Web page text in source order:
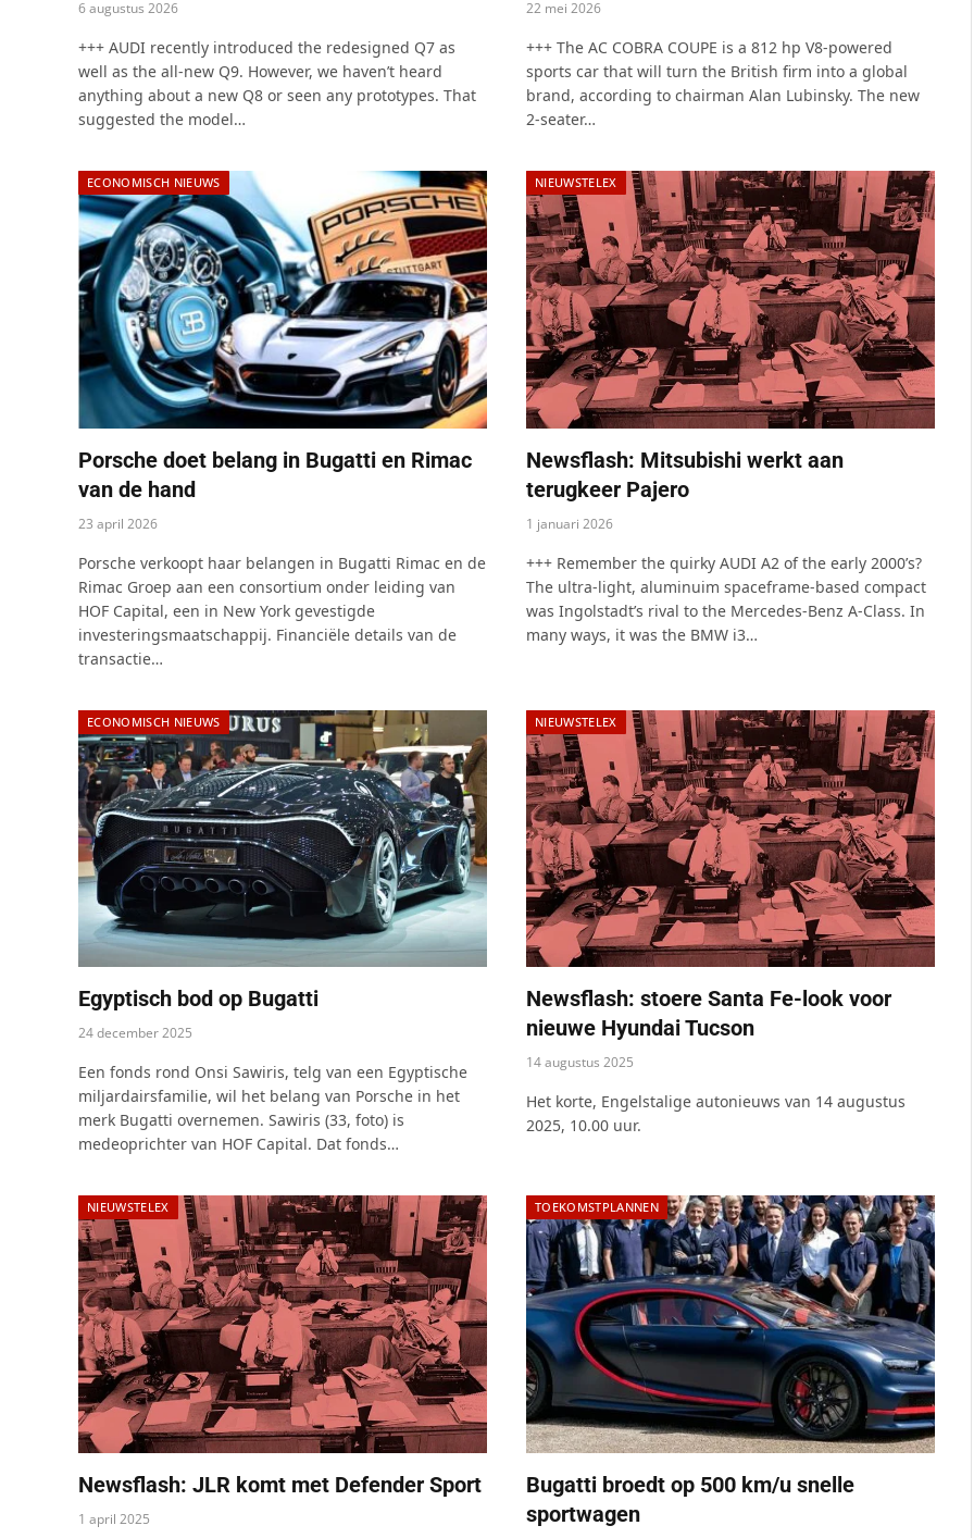
6 augustus 2026
+++ AUDI recently introduced the redesigned Q7 as
well as the all-new Q9. However, we haven’t heard
anything about a new Q8 or seen any prototypes. That
suggested the model…
22 mei 2026
+++ The AC COBRA COUPE is a 812 hp V8-powered
sports car that will turn the British firm into a global
brand, according to chairman Alan Lubinsky. The new
2-seater…
ECONOMISCH NIEUWS
Porsche doet belang in Bugatti en Rimac
van de hand
23 april 2026
Porsche verkoopt haar belangen in Bugatti Rimac en de
Rimac Groep aan een consortium onder leiding van
HOF Capital, een in New York gevestigde
investeringsmaatschappij. Financiële details van de
transactie…
NIEUWSTELEX
Newsflash: Mitsubishi werkt aan
terugkeer Pajero
1 januari 2026
+++ Remember the quirky AUDI A2 of the early 2000’s?
The ultra-light, aluminuim spaceframe-based compact
was Ingolstadt’s rival to the Mercedes-Benz A-Class. In
many ways, it was the BMW i3…
ECONOMISCH NIEUWS
Egyptisch bod op Bugatti
24 december 2025
Een fonds rond Onsi Sawiris, telg van een Egyptische
miljardairsfamilie, wil het belang van Porsche in het
merk Bugatti overnemen. Sawiris (33, foto) is
medeoprichter van HOF Capital. Dat fonds…
NIEUWSTELEX
Newsflash: stoere Santa Fe-look voor
nieuwe Hyundai Tucson
14 augustus 2025
Het korte, Engelstalige autonieuws van 14 augustus
2025, 10.00 uur.
NIEUWSTELEX
Newsflash: JLR komt met Defender Sport
1 april 2025
TOEKOMSTPLANNEN
Bugatti broedt op 500 km/u snelle
sportwagen